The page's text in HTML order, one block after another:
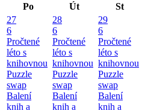
Po Út St
27
6
Pročtené
léto s
knihovnou
Puzzle
swap
Balení
knih a
28
6
Pročtené
léto s
knihovnou
Puzzle
swap
Balení
knih a
29
6
Pročtené
léto s
knihovnou
Puzzle
swap
Balení
knih a